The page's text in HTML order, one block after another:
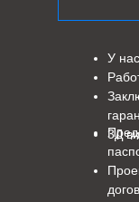
У
3Д